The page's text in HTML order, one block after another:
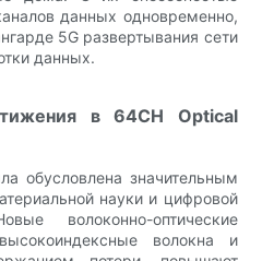
данных одновременно,
5G развертывания сети
данных.
в 64CH Optical
обусловлена ​​значительным
науки и цифровой
волоконно-оптические
волокна и